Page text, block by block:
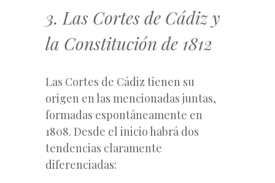
3. Las Cortes de Cádiz y
la Constitución de 1812
Las Cortes de Cádiz tienen su
origen en las mencionadas juntas,
formadas espontáneamente en
1808. Desde el inicio habrá dos
tendencias claramente
diferenciadas: